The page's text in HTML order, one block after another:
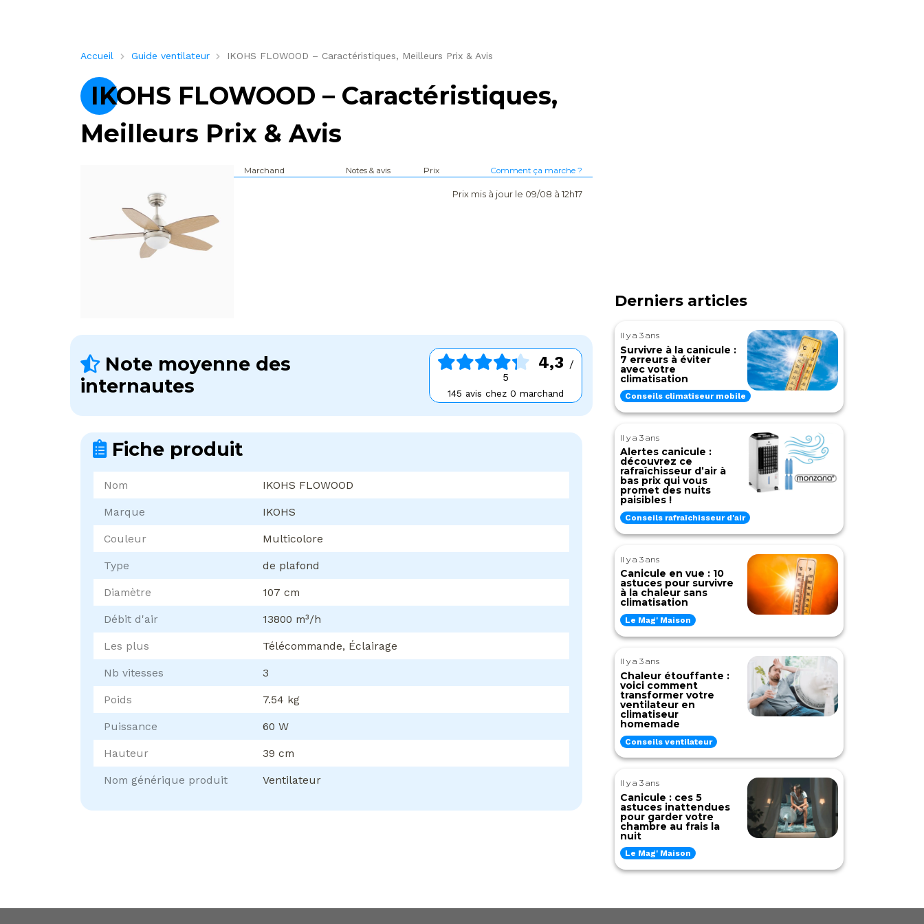
Accueil Guide ventilateur IKOHS FLOWOOD – Caractéristiques, Meilleurs Prix & Avis
IKOHS FLOWOOD – Caractéristiques,
Meilleurs Prix & Avis
Marchand Notes & avis Prix Comment ça marche ?
Prix mis à jour le 09/08 à 12h17
Note moyenne des
internautes
4,3 /
5
145 avis chez 0 marchand
Fiche produit
Nom IKOHS FLOWOOD
Marque IKOHS
Couleur Multicolore
Type de plafond
Diamètre 107 cm
Débit d'air 13800 m³/h
Les plus Télécommande, Éclairage
Nb vitesses 3
Poids 7.54 kg
Puissance 60 W
Hauteur 39 cm
Nom générique produit Ventilateur
Derniers articles
Il y a 3 ans
Survivre à la canicule :
7 erreurs à éviter
avec votre
climatisation
Conseils climatiseur mobile
Il y a 3 ans
Alertes canicule :
découvrez ce
rafraîchisseur d’air à
bas prix qui vous
promet des nuits
paisibles !
Conseils rafraîchisseur d'air
Il y a 3 ans
Canicule en vue : 10
astuces pour survivre
à la chaleur sans
climatisation
Le Mag' Maison
Il y a 3 ans
Chaleur étouffante :
voici comment
transformer votre
ventilateur en
climatiseur
homemade
Conseils ventilateur
Il y a 3 ans
Canicule : ces 5
astuces inattendues
pour garder votre
chambre au frais la
nuit
Le Mag' Maison